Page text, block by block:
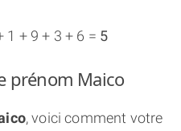
1 + 9 + 3 + 6 = 5
prénom Maico
, voici comment votre